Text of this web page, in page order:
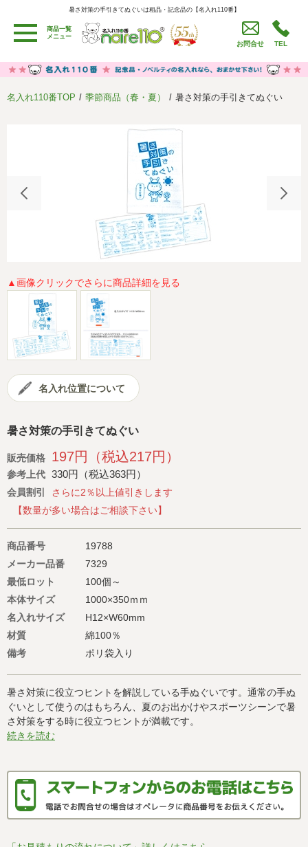
暑さ対策の手引きてぬぐいは粗品・記念品の【名入れ110番】
暑さ対策の手引きてぬぐいは粗品・記念品の【名入れ110番】
商品一覧
メニュー
お問合せ TEL
用途別カテゴリ
卒園・卒業記念品
労働組合・設立記念・周年記念
うちわ・扇子・ファン
イベント・パーティーグッズ
セール品グッズ
名入れについて
特定商取引法に基づく表記
著作権と推奨環境について プライバシーポリシー
よくある質問 採用情報
会社概要
名入れ110番TOP 季節商品（春・夏） 暑さ対策の手引きてぬぐい
▲画像クリックでさらに商品詳細を見る
名入れ位置について
暑さ対策の手引きてぬぐい
販売価格 197円（税込217円）
参考上代 330円（税込363円）
会員割引
さらに2％以上値引きします
【数量が多い場合はご相談下さい】
商品番号
19788
メーカー品番
7329
最低ロット
100個～
本体サイズ
1000×350ｍｍ
名入れサイズ
H12×W60mm
材質
綿100％
備考
ポリ袋入り
暑さ対策に役立つヒントを解説している手ぬぐいです。通常の手ぬ
ぐいとして使うのはもちろん、夏のお出かけやスポーツシーンで暑
さ対策をする時に役立つヒントが満載です。
続きを読む